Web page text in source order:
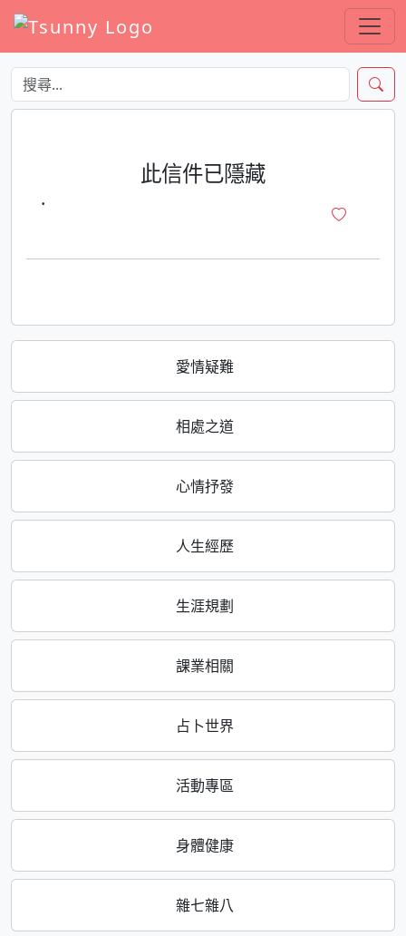
愛情疑難
相處之道
心情抒發
人生經歷
生涯規劃
課業相關
占卜世界
活動專區
身體健康
雜七雜八
此信件已隱藏
·